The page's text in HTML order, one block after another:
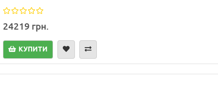
24219 грн.
КУПИТИ